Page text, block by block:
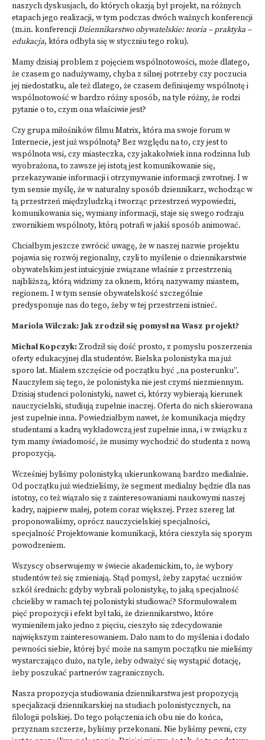
naszych dyskusjach, do których okazją był projekt, na różnych
etapach jego realizacji, w tym podczas dwóch ważnych konferencji
(m.in. konferencjiDziennikarstwo obywatelskie: teoria – praktyka –
edukacja, która odbyła się w styczniu tego roku).
Mamy dzisiaj problem z pojęciem wspólnotowości, może dlatego,
że czasem go nadużywamy, chyba z silnej potrzeby czy poczucia
jej niedostatku, ale też dlatego, że czasem definiujemy wspólnotę i
wspólnotowość w bardzo różny sposób, na tyle różny, że rodzi
pytanie o to, czym ona właściwie jest?
Czy grupa miłośników filmu Matrix, która ma swoje forum w
Internecie, jest już wspólnotą? Bez względu na to, czy jest to
wspólnota wsi, czy miasteczka, czy jakakolwiek inna rodzinna lub
wyobrażona, to zawsze jej istotą jest komunikowanie się,
przekazywanie informacji i otrzymywanie informacji zwrotnej. I w
tym sensie myślę, że w naturalny sposób dziennikarz, wchodząc w
tą przestrzeń międzyludzką i tworząc przestrzeń wypowiedzi,
komunikowania się, wymiany informacji, staje się swego rodzaju
zwornikiem wspólnoty, którą potrafi w jakiś sposób animować.
Chciałbym jeszcze zwrócić uwagę, że w naszej nazwie projektu
pojawia się rozwój regionalny, czyli to myślenie o dziennikarstwie
obywatelskim jest intuicyjnie związane właśnie z przestrzenią
najbliższą, którą widzimy za oknem, którą nazywamy miastem,
regionem. I w tym sensie obywatelskość szczególnie
predysponuje nas do tego, żeby w tej przestrzeni istnieć.
Mariola Wilczak: Jak zrodził się pomysł na Wasz projekt?
Michał Kopczyk: Zrodził się dość prosto, z pomysłu poszerzenia
oferty edukacyjnej dla studentów. Bielska polonistyka ma już
sporo lat. Miałem szczęście od początku być „na posterunku”.
Nauczyłem się tego, że polonistyka nie jest czymś niezmiennym.
Dzisiaj studenci polonistyki, nawet ci, którzy wybierają kierunek
nauczycielski, studiują zupełnie inaczej. Oferta do nich skierowana
jest zupełnie inna. Powiedziałbym nawet, że komunikacja między
studentami a kadrą wykładowczą jest zupełnie inna, i w związku z
tym mamy świadomość, że musimy wychodzić do studenta z nową
propozycją.
Wcześniej byliśmy polonistyką ukierunkowaną bardzo medialnie.
Od początku już wiedzieliśmy, że segment medialny będzie dla nas
istotny, co też wiązało się z zainteresowaniami naukowymi naszej
kadry, najpierw małej, potem coraz większej. Przez szereg lat
proponowaliśmy, oprócz nauczycielskiej specjalności,
specjalność Projektowanie komunikacji, która cieszyła się sporym
powodzeniem.
Wszyscy obserwujemy w świecie akademickim, to, że wybory
studentów też się zmieniają. Stąd pomysł, żeby zapytać uczniów
szkół średnich: gdyby wybrali polonistykę, to jaką specjalność
chcieliby w ramach tej polonistyki studiować? Sformułowałem
pięć propozycji i efekt był taki, że dziennikarstwo, które
wymieniłem jako jedno z pięciu, cieszyło się zdecydowanie
największym zainteresowaniem. Dało nam to do myślenia i dodało
pewności siebie, której być może na samym początku nie mieliśmy
wystarczająco dużo, na tyle, żeby odważyć się wystąpić dotację,
żeby poszukać partnerów zagranicznych.
Nasza propozycja studiowania dziennikarstwa jest propozycją
specjalizacji dziennikarskiej na studiach polonistycznych, na
filologii polskiej. Do tego połączenia ich obu nie do końca,
przyznam szczerze, byliśmy przekonani. Nie byliśmy pewni, czy